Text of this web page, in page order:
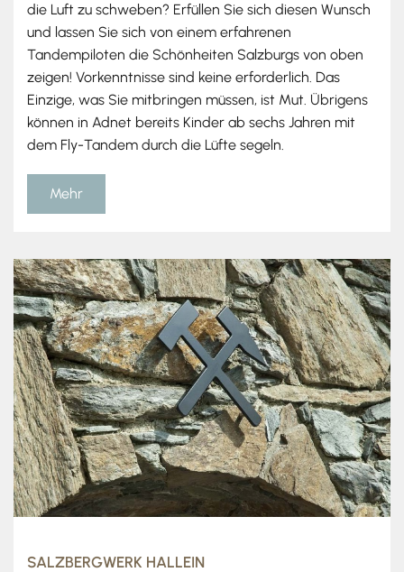
die Luft zu schweben? Erfüllen Sie sich diesen Wunsch
und lassen Sie sich von einem erfahrenen
Tandempiloten die Schönheiten Salzburgs von oben
zeigen! Vorkenntnisse sind keine erforderlich. Das
Einzige, was Sie mitbringen müssen, ist Mut. Übrigens
können in Adnet bereits Kinder ab sechs Jahren mit
dem Fly-Tandem durch die Lüfte segeln.
Mehr
SALZBERGWERK HALLEIN